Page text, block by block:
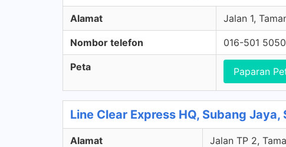
Alamat Jalan 1,
Nombor telefon 016-501 5050
Peta Paparan
Line Clear Express HQ, Subang Jaya,
Alamat Jalan TP 2,